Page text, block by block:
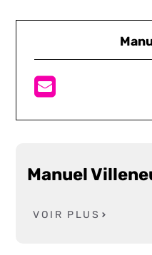
Manuel
VOIR PLUS